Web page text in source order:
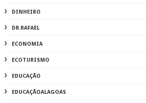
DINHEIRO
DR.RAFAEL
ECONOMIA
ECOTURISMO
EDUCAÇÃO
EDUCAÇÃOALAGOAS